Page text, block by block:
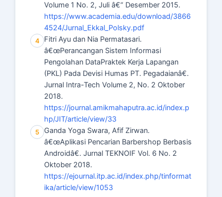
Volume 1 No. 2, Juli â€“ Desember 2015.
https://www.academia.edu/download/3866
4524/Jurnal_Ekkal_Polsky.pdf
4
Fitri Ayu dan Nia Permatasari.
â€œPerancangan Sistem Informasi
Pengolahan DataPraktek Kerja Lapangan
(PKL) Pada Devisi Humas PT. Pegadaianâ€.
Jurnal Intra-Tech Volume 2, No. 2 Oktober
2018.
https://journal.amikmahaputra.ac.id/index.p
hp/JIT/article/view/33
5
Ganda Yoga Swara, Afif Zirwan.
â€œAplikasi Pencarian Barbershop Berbasis
Androidâ€. Jurnal TEKNOIF Vol. 6 No. 2
Oktober 2018.
https://ejournal.itp.ac.id/index.php/tinformat
ika/article/view/1053